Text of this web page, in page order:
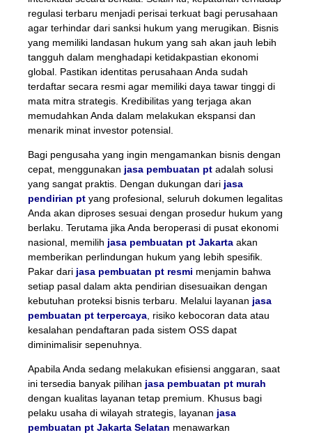
regulasi terbaru menjadi perisai terkuat bagi perusahaan
agar terhindar dari sanksi hukum yang merugikan. Bisnis
yang memiliki landasan hukum yang sah akan jauh lebih
tangguh dalam menghadapi ketidakpastian ekonomi
global. Pastikan identitas perusahaan Anda sudah
terdaftar secara resmi agar memiliki daya tawar tinggi di
mata mitra strategis. Kredibilitas yang terjaga akan
memudahkan Anda dalam melakukan ekspansi dan
menarik minat investor potensial.
Bagi pengusaha yang ingin mengamankan bisnis dengan
cepat, menggunakan jasa pembuatan pt adalah solusi
yang sangat praktis. Dengan dukungan dari jasa
pendirian pt yang profesional, seluruh dokumen legalitas
Anda akan diproses sesuai dengan prosedur hukum yang
berlaku. Terutama jika Anda beroperasi di pusat ekonomi
nasional, memilih jasa pembuatan pt Jakarta akan
memberikan perlindungan hukum yang lebih spesifik.
Pakar dari jasa pembuatan pt resmi menjamin bahwa
setiap pasal dalam akta pendirian disesuaikan dengan
kebutuhan proteksi bisnis terbaru. Melalui layanan jasa
pembuatan pt terpercaya, risiko kebocoran data atau
kesalahan pendaftaran pada sistem OSS dapat
diminimalisir sepenuhnya.
Apabila Anda sedang melakukan efisiensi anggaran, saat
ini tersedia banyak pilihan jasa pembuatan pt murah
dengan kualitas layanan tetap premium. Khusus bagi
pelaku usaha di wilayah strategis, layanan jasa
pembuatan pt Jakarta Selatan menawarkan